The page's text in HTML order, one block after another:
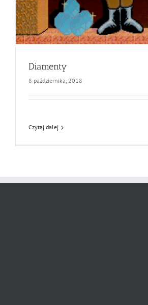
Diamenty
8 października, 2018
Czytaj dalej